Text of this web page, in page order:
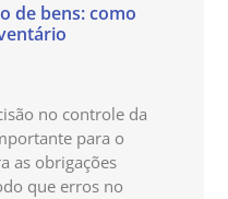
de bens: como
no controle da
para o
as obrigações
que erros no